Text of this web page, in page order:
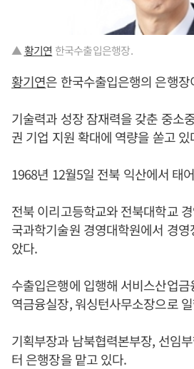
▲황기연 한국수출입은행장.
황기연은 한국수출입은행의 은행장
기술력과 성장 잠재력을 갖춘 중소
권 기업 지원 확대에 역량을 쏟고 있
1968년 12월5일 전북 익산에서 태
전북 이리고등학교와 전북대학교
국과학기술원 경영대학원에서 경
았다.
수출입은행에 입행해 서비스산업
역금융실장, 워싱턴사무소장으로
기획부장과 남북협력본부장, 선임
터 은행장을 맡고 있다.